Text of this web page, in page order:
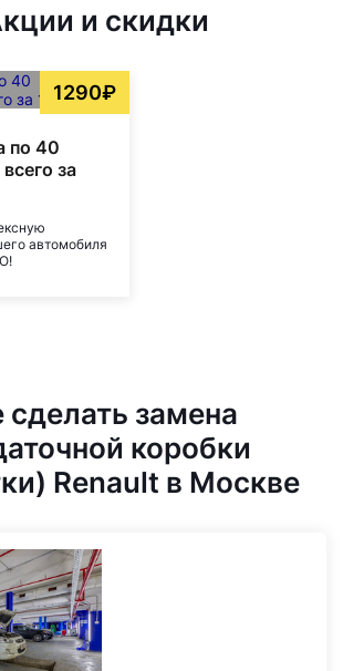
и скидки
1290₽
по 40
за
автомобиля
сделать замена
коробки
Renault в Москве